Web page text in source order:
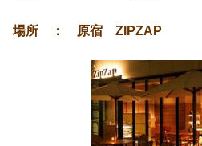
場所 ： 原宿 ZIPZAP